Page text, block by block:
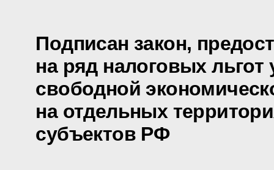
Подписан закон,
на ряд налоговых льгот
свободной
на отдельных
субъектов РФ